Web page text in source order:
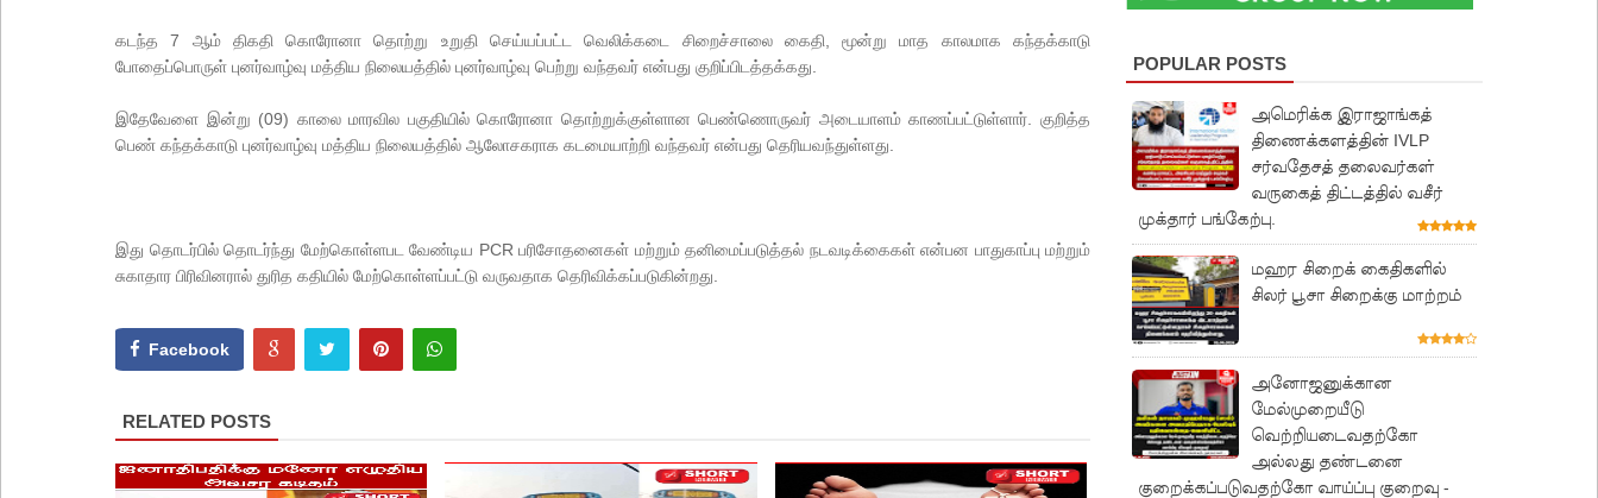
கடந்த7 ஆம் திகதி கொரோனா தொற்று உறுதி செய்யப்பட்ட வெலிக்கடை சிறைச்சாலை கைதி ,மூன்று மாத காலமாக கந்தக்காடு
போதைப்பொருள் புனர்வாழ்வு மத்திய நிலையத்தில் புனர்வாழ்வு பெற்று வந்தவர் என்பது குறிப்பிடத்தக்கது.
இதேவேளை இன்று (09) காலை மாரவில பகுதியில் கொரோனா தொற்றுக்குள்ளான பெண்ணொருவர் அடையாளம் காணப்பட்டுள்ளார். குறித்த
பெண் கந்தக்காடு புனர்வாழ்வு மத்திய நிலையத்தில் ஆலோசகராக கடமையாற்றி வந்தவர் என்பது தெரியவந்துள்ளது.
இது தொடர்பில் தொடர்ந்து மேற்கொள்ளபட வேண்டிய PCR பரிசோதனைகள் மற்றும் தனிமைப்படுத்தல் நடவடிக்கைகள் என்பன பாதுகாப்பு மற்றும்
சுகாதார பிரிவினரால் துரித கதியில் மேற்கொள்ளப்பட்டு வருவதாக தெரிவிக்கப்படுகின்றது.
Facebook
RELATED POSTS
POPULAR POSTS
அமெரிக்க இராஜாங்கத்
திணைக்களத்தின் IVLP
சர்வதேசத் தலைவர்கள்
வருகைத் திட்டத்தில் வசீர்
முக்தார் பங்கேற்பு.
மஹர சிறைக் கைதிகளில்
சிலர் பூசா சிறைக்கு மாற்றம்
அனோஜனுக்கான
மேல்முறையீடு
வெற்றியடைவதற்கோ
அல்லது தண்டனை
குறைக்கப்படுவதற்கோ வாய்ப்பு குறைவு -